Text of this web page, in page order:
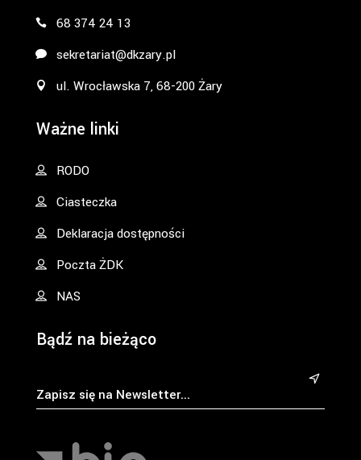
68 374 24 13
sekretariat@dkzary.pl
ul. Wrocławska 7, 68-200 Żary
Ważne linki
RODO
Ciasteczka
Deklaracja dostępności
Poczta ŻDK
NAS
Bądź na bieżąco
&